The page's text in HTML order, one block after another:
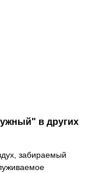
в других
забираемый